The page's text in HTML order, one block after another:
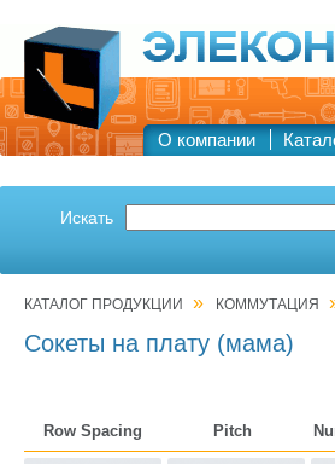
О компании
Искать
КАТАЛОГ ПРОДУКЦИИ » КОММУТАЦИЯ
Сокеты на плату (мама)
Row Spacing Pitch